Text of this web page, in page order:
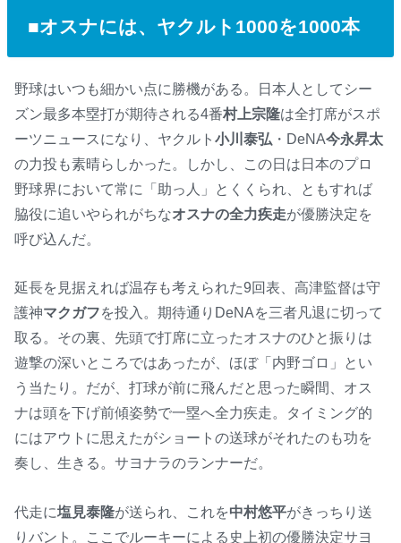
■オスナには、ヤクルト1000を1000本
野球はいつも細かい点に勝機がある。日本人としてシー
ズン最多本塁打が期待される4番村上宗隆は全打席がスポ
ーツニュースになり、ヤクルト小川泰弘 ・DeNA今永昇太
の力投も素晴らしかった。しかし、この日は日本のプロ
野球界において常に「助っ人」とくくられ、ともすれば
脇役に追いやられがちなオスナの全力疾走が優勝決定を
呼び込んだ。
延長を見据えれば温存も考えられた9回表、高津監督は守
護神マクガフを投入。期待通りDeNAを三者凡退に切って
取る。その裏、先頭で打席に立ったオスナのひと振りは
遊撃の深いところではあったが、ほぼ「内野ゴロ」とい
う当たり。だが、打球が前に飛んだと思った瞬間、オス
ナは頭を下げ前傾姿勢で一塁へ全力疾走。タイミング的
にはアウトに思えたがショートの送球がそれたのも功を
奏し、生きる。サヨナラのランナーだ。
代走に塩見泰隆が送られ、これを中村悠平がきっちり送
りバント。ここでルーキーによる史上初の優勝決定サヨ